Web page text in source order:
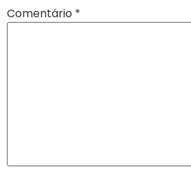
Comentário *